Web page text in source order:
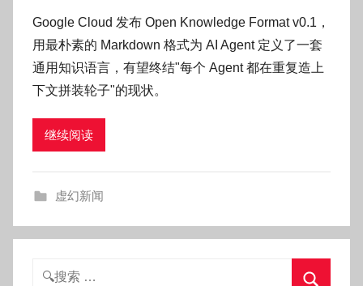
:
O
k
g
Google Cloud 发布 Open Knowledge Format v0.1，
用最朴素的 Markdown 格式为 AI Agent 定义了一套
通用知识语言，有望终结"每个 Agent 都在重复造上
下文拼装轮子"的现状。
继续阅读
虚幻新闻
搜